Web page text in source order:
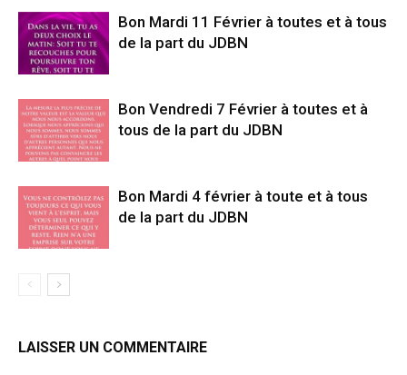
Bon Mardi 11 Février à toutes et à tous
de la part du JDBN
Bon Vendredi 7 Février à toutes et à
tous de la part du JDBN
Bon Mardi 4 février à toute et à tous
de la part du JDBN
LAISSER UN COMMENTAIRE